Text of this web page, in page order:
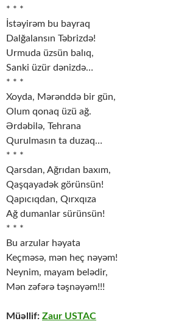
* * *
İstəyirəm bu bayraq
Dalğalansın Təbrizdə!
Urmuda üzsün balıq,
Sanki üzür dənizdə…
* * *
Xoyda, Mərənddə bir gün,
Olum qonaq üzü ağ.
Ərdəbilə, Tehrana
Qurulmasın ta duzaq…
* * *
Qarsdan, Ağrıdan baxım,
Qaşqayadək görünsün!
Qapıcıqdan, Qırxqıza
Ağ dumanlar sürünsün!
* * *
Bu arzular həyata
Keçməsə, mən heç nəyəm!
Neynim, mayam belədir,
Mən zəfərə təşnəyəm!!!
Müəllif: Zaur USTAC